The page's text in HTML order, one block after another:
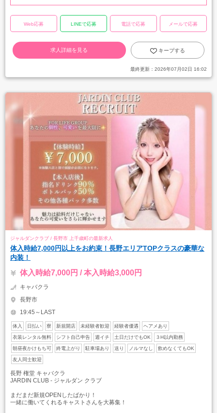
Web応募 LINEで応募 電話で応募 メールで応募
求人詳細を見る キープする
最終更新： 2026年07月02日 16:02
ジャルダンクラブ / 長野市 上千歳町の最新求人
体入時給7,000円以上をお約束！長野エリアTOPクラスの豪華な
内装！
体入時給7,000円 / 本入時給3,000円
キャバクラ
長野市
19:45～LAST
体入 日払い 寮 新規開店 未経験者歓迎 経験者優遇 ヘアメあり
衣装レンタル無料 シフト自己申告 週イチ 土日だけでもOK ３H以内勤務
朝昼夜かけもち可 終電上がり 駐車場あり 送り ノルマなし 飲めなくてもOK
友人同士歓迎
長野 権堂 キャバクラ
JARDIN CLUB - ジャルダン クラブ
まだまだ新規OPENしたばかり！
一緒に働いてくれるキャストさんを大募集！